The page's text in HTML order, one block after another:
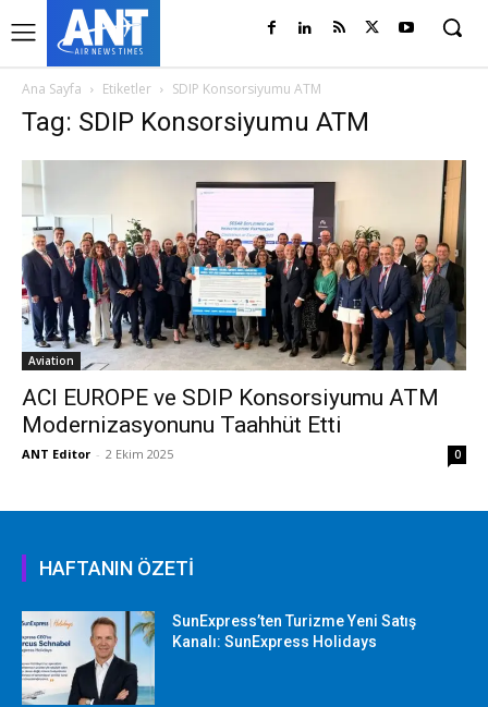
Ana Sayfa Etiketler SDIP Konsorsiyumu ATM
Tag: SDIP Konsorsiyumu ATM
Aviation
ACI EUROPE ve SDIP Konsorsiyumu ATM
Modernizasyonunu Taahhüt Etti
ANT Editor - 2 Ekim 2025 0
HAFTANIN ÖZETİ
SunExpress’ten Turizme Yeni Satış
Kanalı: SunExpress Holidays